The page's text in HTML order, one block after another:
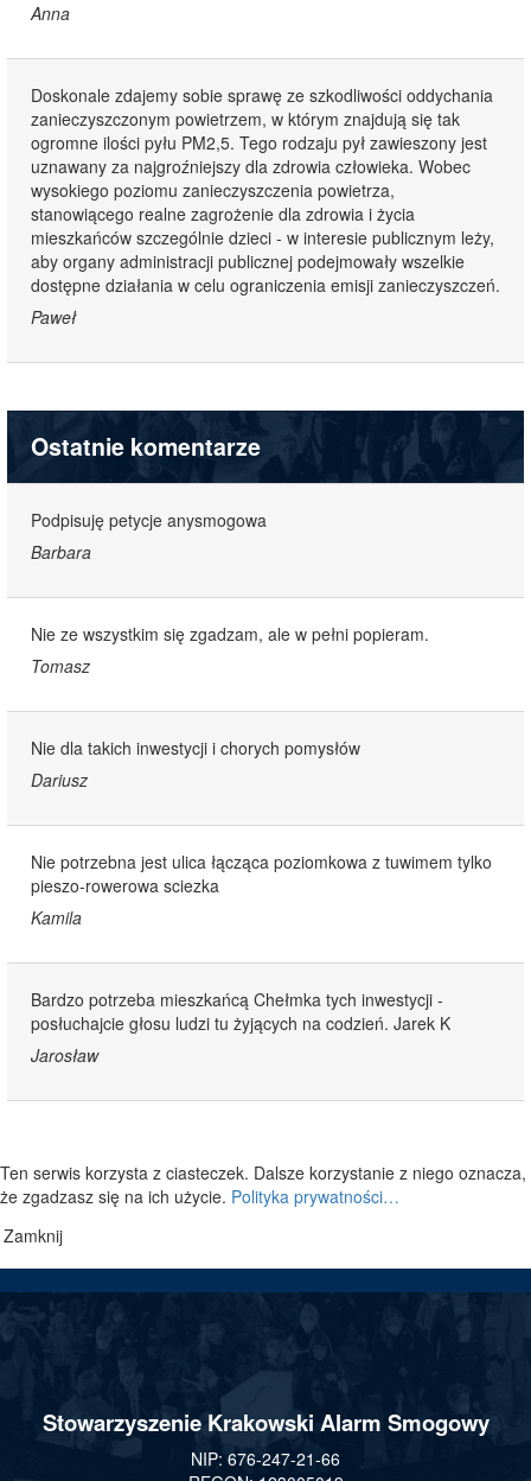
Anna
Doskonale zdajemy sobie sprawę ze szkodliwości oddychania
zanieczyszczonym powietrzem, w którym znajdują się tak
ogromne ilości pyłu PM2,5. Tego rodzaju pył zawieszony jest
uznawany za najgroźniejszy dla zdrowia człowieka. Wobec
wysokiego poziomu zanieczyszczenia powietrza,
stanowiącego realne zagrożenie dla zdrowia i życia
mieszkańców szczególnie dzieci - w interesie publicznym leży,
aby organy administracji publicznej podejmowały wszelkie
dostępne działania w celu ograniczenia emisji zanieczyszczeń.
Paweł
Ostatnie komentarze
Podpisuję petycje anysmogowa
Barbara
Nie ze wszystkim się zgadzam, ale w pełni popieram.
Tomasz
Nie dla takich inwestycji i chorych pomysłów
Dariusz
Nie potrzebna jest ulica łącząca poziomkowa z tuwimem tylko
pieszo-rowerowa sciezka
Kamila
Bardzo potrzeba mieszkańcą Chełmka tych inwestycji -
posłuchajcie głosu ludzi tu żyjących na codzień. Jarek K
Jarosław
Ten serwis korzysta z ciasteczek. Dalsze korzystanie z niego oznacza,
że zgadzasz się na ich użycie. Polityka prywatności…
Zamknij
Stowarzyszenie Krakowski Alarm Smogowy
NIP: 676-247-21-66